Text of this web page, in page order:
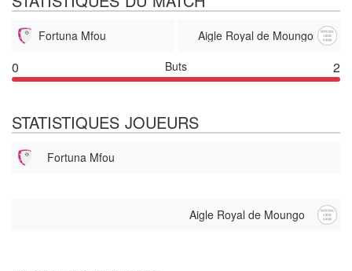
Fortuna Mfou Aigle Royal de Moungo
0 Buts 2
STATISTIQUES JOUEURS
Fortuna Mfou
Aigle Royal de Moungo